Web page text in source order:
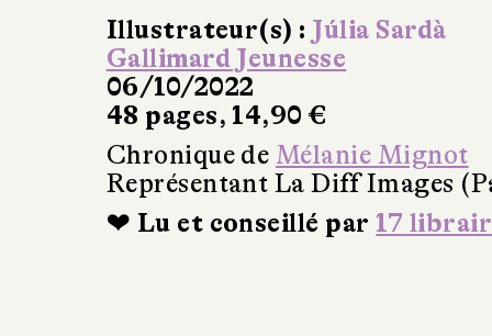
Illustrateur(s) : Júlia Sardà
Gallimard Jeunesse
06/10/2022
48 pages, 14,90 €
Chronique de Mélanie Mignot
Représentant La Diff Images
❤ Lu et conseillé par 17